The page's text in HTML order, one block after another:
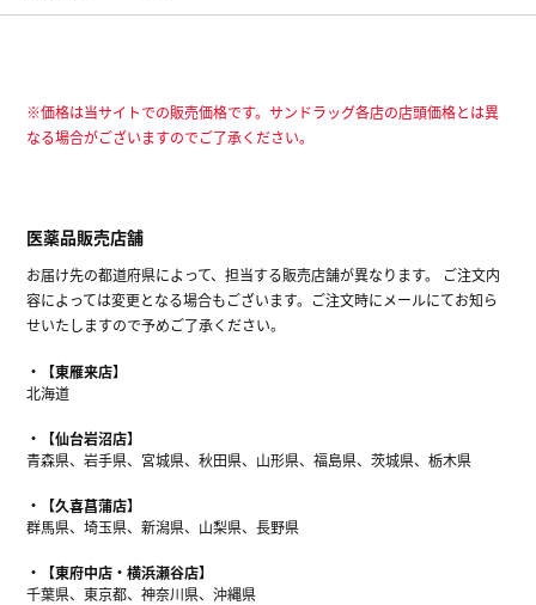
※価格は当サイトでの販売価格です。サンドラッグ各店の店頭価格とは異
なる場合がございますのでご了承ください。
医薬品販売店舗
お届け先の都道府県によって、担当する販売店舗が異なります。 ご注文内
容によっては変更となる場合もございます。ご注文時にメールにてお知ら
せいたしますので予めご了承ください。
【東雁来店】
北海道
【仙台岩沼店】
青森県、岩手県、宮城県、秋田県、山形県、福島県、茨城県、栃木県
【久喜菖蒲店】
群馬県、埼玉県、新潟県、山梨県、長野県
【東府中店・横浜瀬谷店】
千葉県、東京都、神奈川県、沖縄県